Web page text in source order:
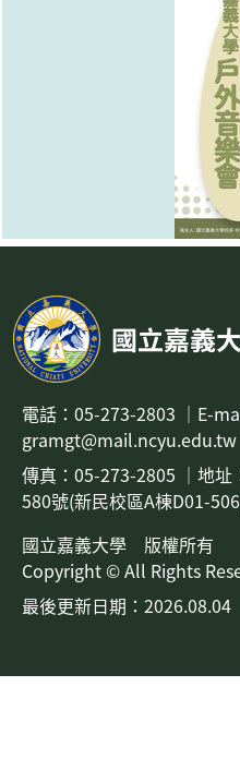
國立嘉義
電話： 05-273-2803 ｜ E-
gramgt@mail.ncyu.edu.tw
傳真：05-273-2805 ｜地址
580號(新民校區A棟D01-
國立嘉義大學 版權所有
Copyright © All Rights
最後更新日期：2026.08.04